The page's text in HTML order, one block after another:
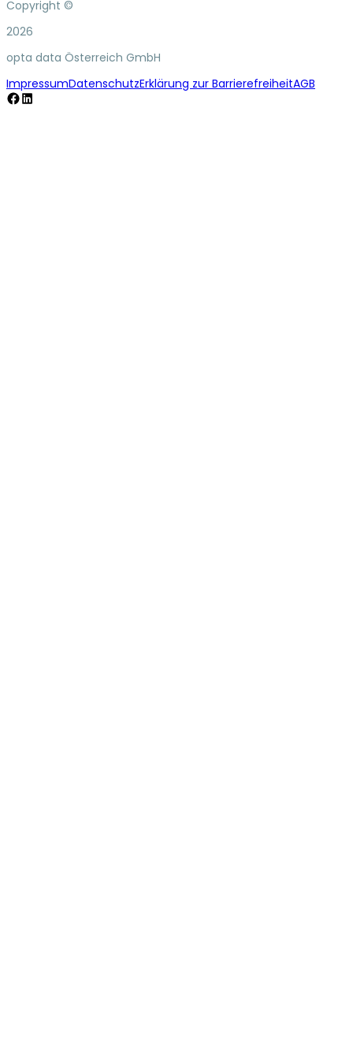
Copyright ©
2026
opta data Österreich GmbH
ImpressumDatenschutzErklärung zur BarrierefreiheitAGB
Facebook